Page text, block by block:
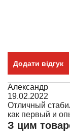
Додати відгук
Александр
19.02.2022
Отличный
как первый и
З цим